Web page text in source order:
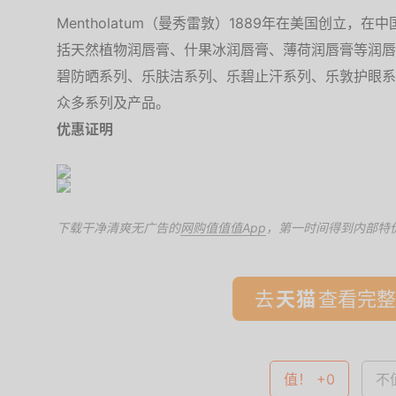
Mentholatum（曼秀雷敦）1889年在美国创立，在中
括天然植物润唇膏、什果冰润唇膏、薄荷润唇膏等润
碧防晒系列、乐肤洁系列、乐碧止汗系列、乐敦护眼
众多系列及产品。
优惠证明
下载干净清爽无广告的网购值值值App ，第一时间得到内部特
去 查看完
值！ +0 不